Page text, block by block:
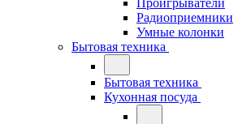
Проигрыватели
Радиоприемники
Умные колонки
Бытовая техника
Бытовая техника
Кухонная посуда